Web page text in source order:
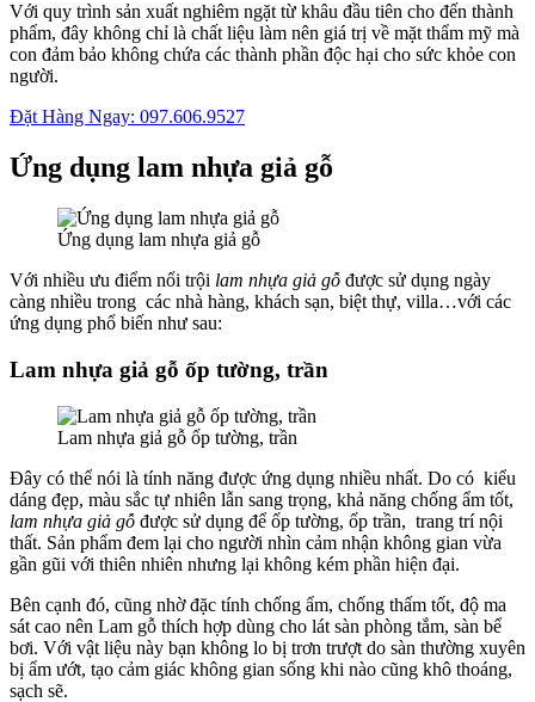
Với quy trình sản xuất nghiêm ngặt từ khâu đầu tiên cho đến thành
phẩm, đây không chỉ là chất liệu làm nên giá trị về mặt thẩm mỹ mà
con đảm bảo không chứa các thành phần độc hại cho sức khỏe con
người.
Đặt Hàng Ngay: 097.606.9527
Ứng dụng lam nhựa giả gỗ
Ứng dụng lam nhựa giả gỗ
Với nhiều ưu điểm nổi trội lam nhựa giả gỗ được sử dụng ngày
càng nhiều trong các nhà hàng, khách sạn, biệt thự, villa…với các
ứng dụng phổ biến như sau:
Lam nhựa giả gỗ ốp tường, trần
Lam nhựa giả gỗ ốp tường, trần
Đây có thể nói là tính năng được ứng dụng nhiều nhất. Do có kiểu
dáng đẹp, màu sắc tự nhiên lẫn sang trọng, khả năng chống ẩm tốt,
lam nhựa giả gỗ được sử dụng để ốp tường, ốp trần, trang trí nội
thất. Sản phẩm đem lại cho người nhìn cảm nhận không gian vừa
gần gũi với thiên nhiên nhưng lại không kém phần hiện đại.
Bên cạnh đó, cũng nhờ đặc tính chống ẩm, chống thấm tốt, độ ma
sát cao nên Lam gỗ thích hợp dùng cho lát sàn phòng tắm, sàn bể
bơi. Với vật liệu này bạn không lo bị trơn trượt do sàn thường xuyên
bị ẩm ướt, tạo cảm giác không gian sống khi nào cũng khô thoáng,
sạch sẽ.